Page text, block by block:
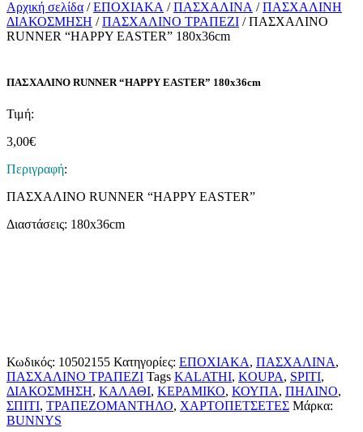
Αρχική σελίδα /ΕΠΟΧΙΑΚΑ /ΠΑΣΧΑΛΙΝΑ /ΠΑΣΧΑΛΙΝΗ
ΔΙΑΚΟΣΜΗΣΗ /ΠΑΣΧΑΛΙΝΟ ΤΡΑΠΕΖΙ / ΠΑΣΧΑΛΙΝΟ
RUNNER “HAPPY EASTER” 180x36cm
ΠΑΣΧΑΛΙΝΟ RUNNER “HAPPY EASTER” 180x36cm
Τιμή:
3,00€
Περιγραφή:
ΠΑΣΧΑΛΙΝΟ RUNNER “HAPPY EASTER”
Διαστάσεις: 180x36cm
Κωδικός: 10502155 Κατηγορίες: ΕΠΟΧΙΑΚΑ, ΠΑΣΧΑΛΙΝΑ,
ΠΑΣΧΑΛΙΝΟ ΤΡΑΠΕΖΙ Tags KALATHI, KOUPA, SPITI,
ΔΙΑΚΟΣΜΗΣΗ, ΚΑΛΑΘΙ, ΚΕΡΑΜΙΚΟ, ΚΟΥΠΑ, ΠΗΛΙΝΟ,
ΣΠΙΤΙ, ΤΡΑΠΕΖΟΜΑΝΤΗΛΟ, ΧΑΡΤΟΠΕΤΣΕΤΕΣ Μάρκα:
BUNNYS